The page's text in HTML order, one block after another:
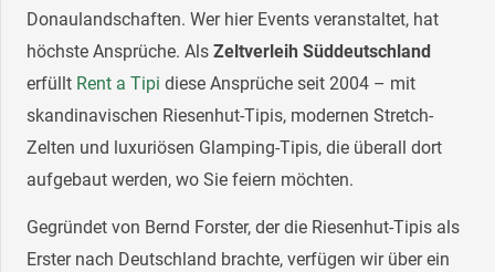
Donaulandschaften. Wer hier Events veranstaltet, hat
höchste Ansprüche. Als Zeltverleih Süddeutschland
erfüllt Rent a Tipi diese Ansprüche seit 2004 – mit
skandinavischen Riesenhut-Tipis, modernen Stretch-
Zelten und luxuriösen Glamping-Tipis, die überall dort
aufgebaut werden, wo Sie feiern möchten.
Gegründet von Bernd Forster, der die Riesenhut-Tipis als
Erster nach Deutschland brachte, verfügen wir über ein